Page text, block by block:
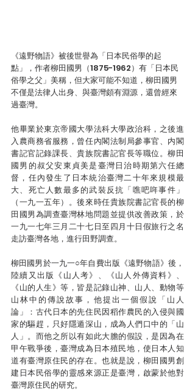
《遠野物語》被後世譽為「日本民俗學的起
點」，作者柳田國男（1875-1962）有「日本民
俗學之父」美稱，但大家可能不知道，柳田國男
不僅是法律人出身、與臺灣頗有淵源，還曾經來
過臺灣。
他畢業於東京帝國大學法科大學政治科，之後進
入農商務省服務，曾任內閣法制局參事官、内閣
書記官記錄課長、貴族院書記官長等職位。柳田
國男的叔父安東貞美是臺灣日治時期第六任總
督，任內發生了日本統治臺灣二十年來規模最
大、死亡人數最多的武裝反抗「噍吧哖事件」
（一九一五年）。後來時任貴族院書記官長的柳
田國男為調查臺灣林地問題並提供改善政策，於
一九一七年三月二十七日至四月十日假旅行之名
走訪臺灣各地，進行田野調查。
柳田國男於一九一○年自費出版《遠野物語》後，
陸續又出版《山人考》、《山人外傳資料》、
《山的人生》等，皆是記錄山神、山人、動物等
山林中的傳說故事，他提出一個假說「山人
論」：古代日本的先住民因稻作農民的入侵與國
家的驅趕，只好隱遁深山，成為人們口中的「山
人」。而他之所以有如此大膽的假設，是因為在
甲午戰爭後，臺灣成為日本殖民地，使日本人知
道有臺灣原住民的存在。也就是說，柳田國男創
建日本民俗學的靈感來源正是臺灣，啟蒙於他對
臺灣原住民的研究。